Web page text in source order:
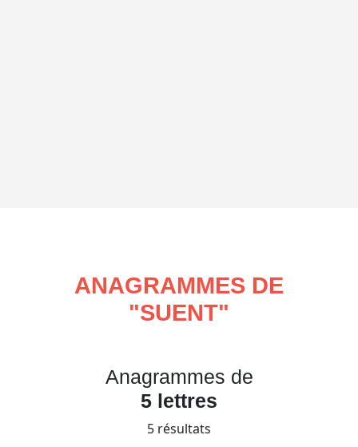
ANAGRAMMES DE
"SUENT"
Anagrammes de
5 lettres
5 résultats